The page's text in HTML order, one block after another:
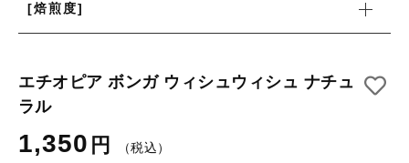
[焙煎度]
エチオピア ボンガ ウィシュウィシュ ナチュ
ラル
1,350 円 （税込）
ブログ
お問い合わせ
ログイン